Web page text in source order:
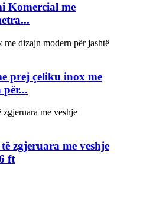
Komercial me
prej çeliku inox me
zgjeruara me veshje
ft